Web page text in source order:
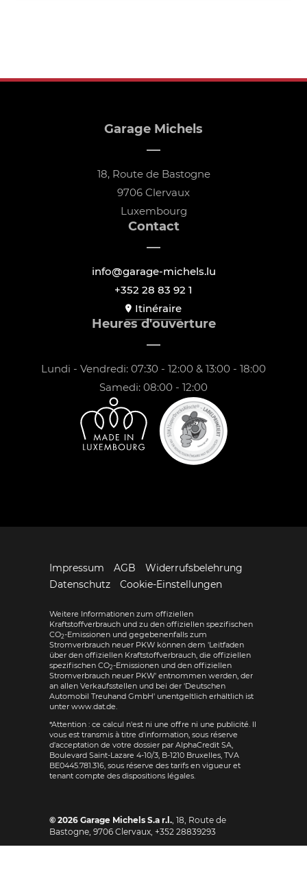
Garage Michels
18, Route de Bastogne
9706 Clervaux
Luxembourg
Contact
info@garage-michels.lu
+352 28 83 92 1
Itinéraire
Heures d'ouverture
Lundi - Vendredi: 07:30 - 12:00 & 13:00 - 18:00
Samedi: 08:00 - 12:00
Impressum AGB
Widerrufsbelehrung
Datenschutz
Cookie-Einstellungen
Weitere Informationen zum offiziellen
Kraftstoffverbrauch und zu den offiziellen spezifischen
CO2-Emissionen und gegebenenfalls zum
Stromverbrauch neuer PKW können dem 'Leitfaden
über den offiziellen Kraftstoffverbrauch, die offiziellen
spezifischen CO2-Emissionen und den offiziellen
Stromverbrauch neuer PKW' entnommen werden, der
an allen Verkaufsstellen und bei der 'Deutschen
Automobil Treuhand GmbH' unentgeltlich erhältlich ist
unter www.dat.de.
*Attention : ce calcul n'est ni une offre ni une publicité. Il
vous est transmis à titre d'information, sous réserve
d'acceptation de votre dossier par AlphaCredit SA,
Boulevard Saint-Lazare 4-10/3, B-1210 Bruxelles, TVA
BE0445.781.316, sous réserve des tarifs en vigueur et
tenant compte des dispositions légales.
© 2026 Garage Michels S.a r.l., 18, Route de
Bastogne, 9706 Clervaux, +352 28839293